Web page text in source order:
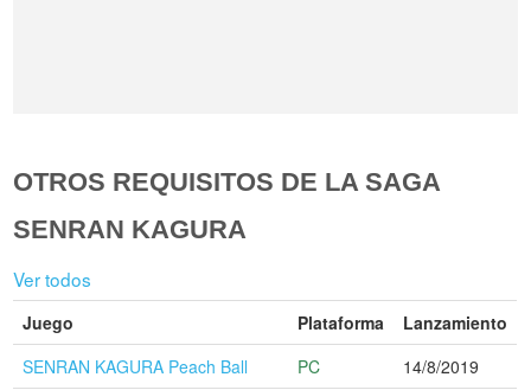
OTROS REQUISITOS DE LA SAGA
SENRAN KAGURA
Ver todos
Juego Plataforma
Lanzamiento
SENRAN KAGURA Peach Ball
PC 14/8/2019